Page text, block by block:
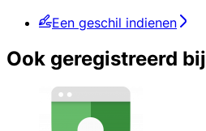
Een geschil indienen
Ook geregistreerd bij